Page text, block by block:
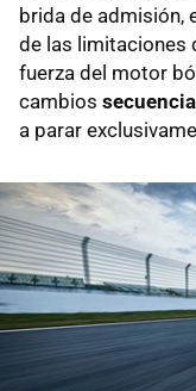
brida de admisión,
de las limitaciones
fuerza del motor
cambios
a parar